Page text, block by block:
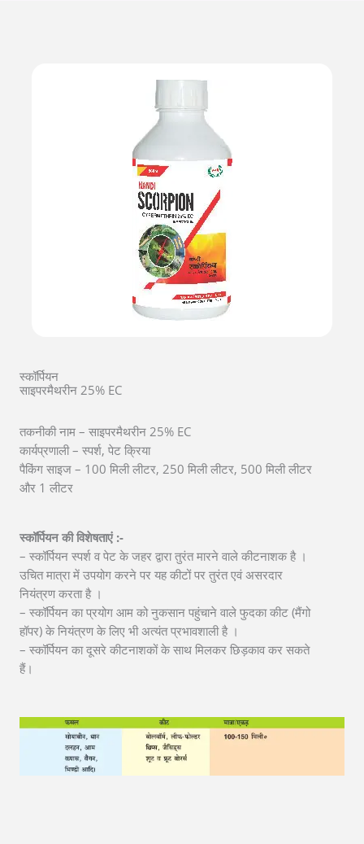
स्कॉर्पियन
साइपरमैथरीन 25% EC
तकनीकी नाम – साइपरमैथरीन 25% EC
कार्यप्रणाली – स्पर्श, पेट क्रिया
पैकिंग साइज – 100 मिली लीटर, 250 मिली लीटर, 500 मिली लीटर
और 1 लीटर
स्कॉर्पियन की विशेषताएं :-
– स्कॉर्पियन स्पर्श व पेट के जहर द्वारा तुरंत मारने वाले कीटनाशक है ।
उचित मात्रा में उपयोग करने पर यह कीटों पर तुरंत एवं असरदार
नियंत्रण करता है ।
– स्कॉर्पियन का प्रयोग आम को नुकसान पहुंचाने वाले फुदका कीट (मैंगो
हॉपर) के नियंत्रण के लिए भी अत्यंत प्रभावशाली है ।
– स्कॉर्पियन का दूसरे कीटनाशकों के साथ मिलकर छिड़काव कर सकते
हैं।